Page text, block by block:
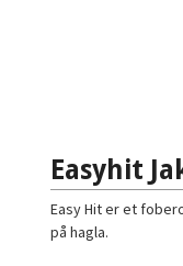
Easyhit
Easy Hit er et
på hagla.